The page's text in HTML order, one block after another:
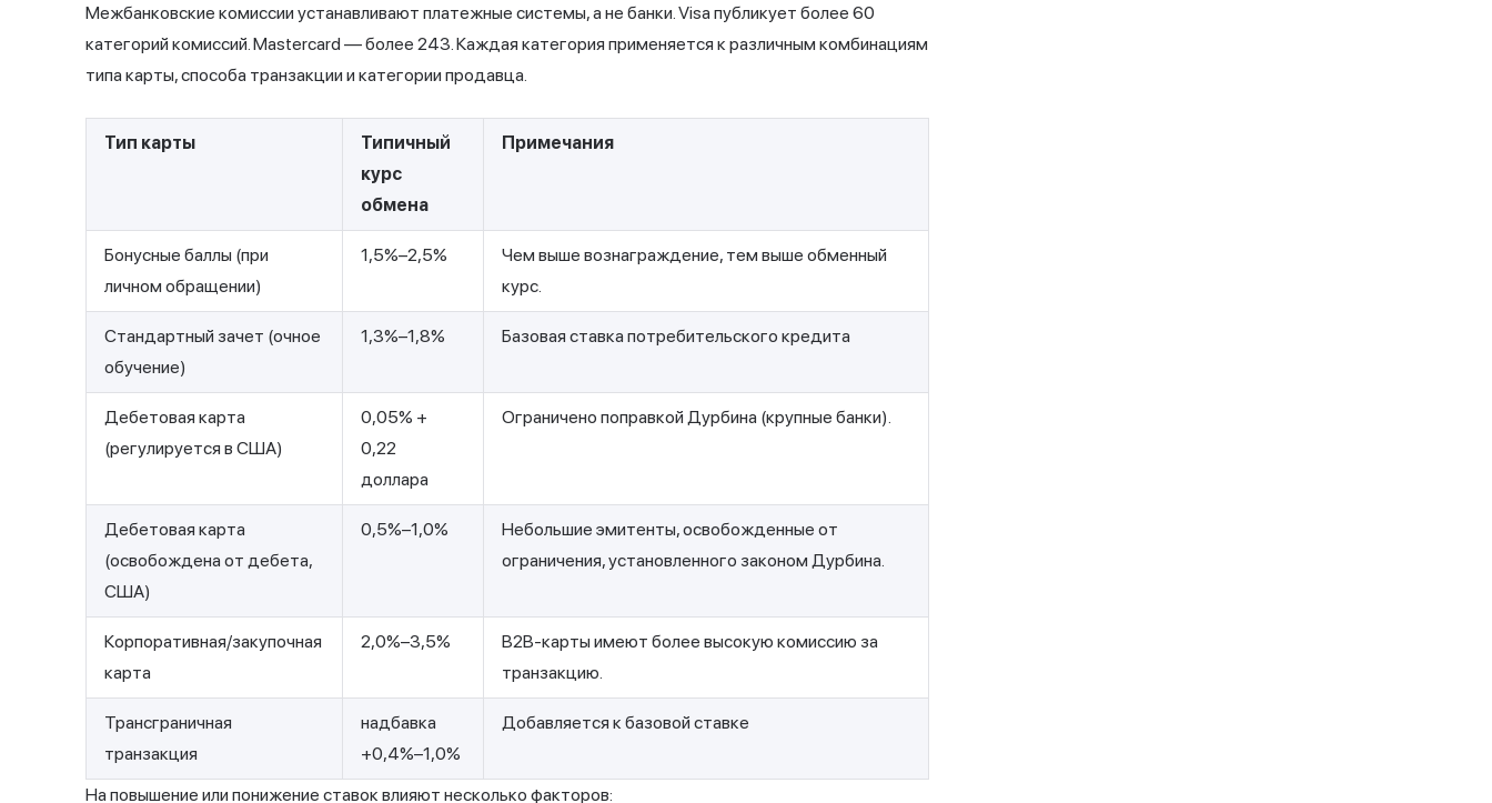
Межбанковские комиссии устанавливают платежные системы, а не банки. Visa публикует более 60
категорий комиссий. Mastercard — более 243. Каждая категория применяется к различным комбинациям
типа карты, способа транзакции и категории продавца.
Тип карты
Типичный
курс
обмена
Примечания
Бонусные баллы (при
личном обращении)
1,5%–2,5%
Чем выше вознаграждение, тем выше обменный
курс.
Стандартный зачет (очное
обучение)
1,3%–1,8% Базовая ставка потребительского кредита
Дебетовая карта
(регулируется в США)
0,05% +
0,22
доллара
Ограничено поправкой Дурбина (крупные банки).
Дебетовая карта
(освобождена от дебета,
США)
0,5%–1,0%
Небольшие эмитенты, освобожденные от
ограничения, установленного законом Дурбина.
Корпоративная/закупочная
карта
2,0%–3,5%
B2B-карты имеют более высокую комиссию за
транзакцию.
Трансграничная
транзакция
надбавка
+0,4%–1,0%
Добавляется к базовой ставке
На повышение или понижение ставок влияют несколько факторов: